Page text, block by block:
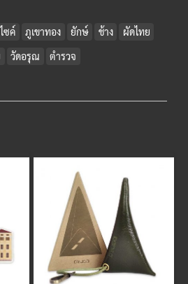
ซค์ ภูเขาทอง ยักษ์ ช้าง
ผัดไทย
วัดอรุณ ตำรวจ